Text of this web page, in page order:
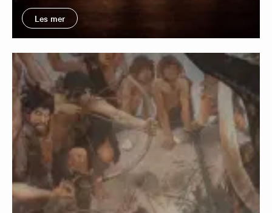
Les mer